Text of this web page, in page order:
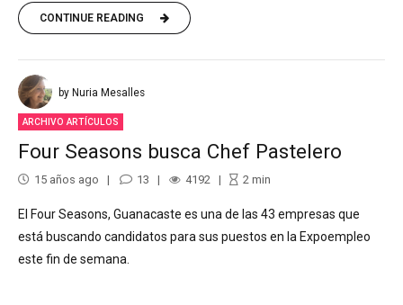
CONTINUE READING
by Nuria Mesalles
ARCHIVO ARTÍCULOS
Four Seasons busca Chef Pastelero
15 años ago 13 4192 2 min
El Four Seasons, Guanacaste es una de las 43 empresas que
está buscando candidatos para sus puestos en la Expoempleo
este fin de semana.